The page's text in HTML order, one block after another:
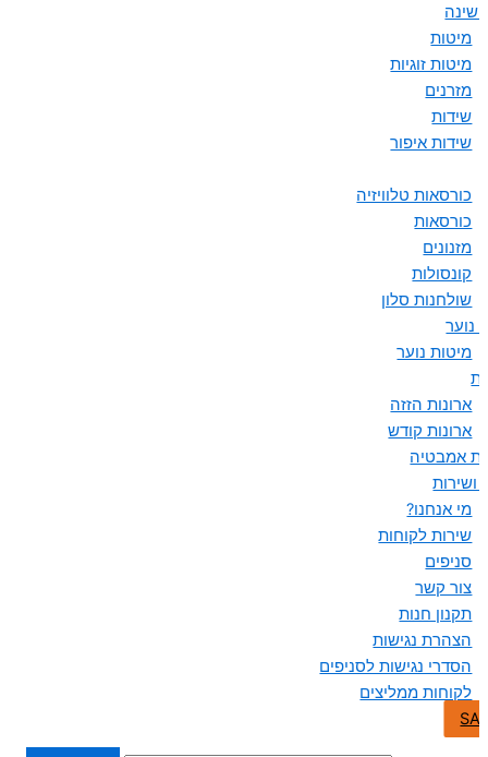
שינה
מיטות
מיטות זוגיות
מזרנים
שידות
שידות איפור
כורסאות טלוויזיה
כורסאות
מזנונים
קונסולות
שולחנות סלון
נוער
מיטות נוער
ארונות הזזה
ארונות קודש
אמבטיה
ושירות
מי אנחנו?
שירות לקוחות
סניפים
צור קשר
תקנון חנות
הצהרת נגישות
הסדרי נגישות לסניפים
לקוחות ממליצים